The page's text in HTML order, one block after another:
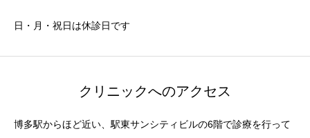
日・月・祝日は休診日です
クリニックへのアクセス
博多駅からほど近い、駅東サンシティビルの6階で診療を行って